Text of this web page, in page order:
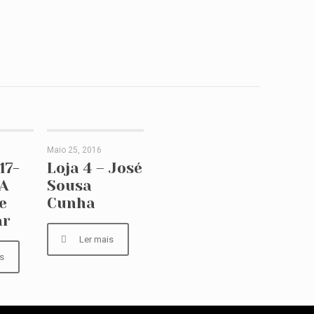
Loja 4 – José Sousa
Cunha
Maio 25, 2016
Loja 4 – José
Sousa
Cunha
Ler mais